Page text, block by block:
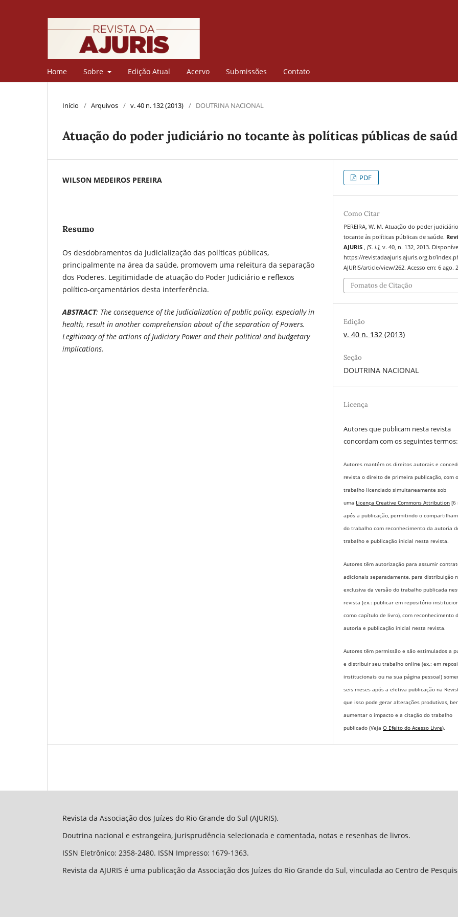
Home Sobre Edição Atual Acervo Submissões Contato
Início / Arquivos / v. 40 n. 132 (2013) / DOUTRINA NACIONAL
Atuação do poder judiciário no tocante às políticas públicas de
WILSON MEDEIROS PEREIRA
Resumo
Os desdobramentos da judicialização das políticas públicas,
principalmente na área da saúde, promovem uma releitura da separação
dos Poderes. Legitimidade de atuação do Poder Judiciário e reflexos
político-orçamentários desta interferência.
ABSTRACT: The consequence of the judicialization of public policy, especially in
health, result in another comprehension about of the separation of Powers.
Legitimacy of the actions of Judiciary Power and their political and budgetary
implications.
PDF
Como Citar
PEREIRA, W. M. Atuação do poder
tocante às políticas públicas de saúde.
AJURIS,[S. l.], v. 40, n. 132, 2013.
https://revistadaajuris.ajuris.org.br/
AJURIS/article/view/262. Acesso em: 6 ago.
Fomatos de Citação
Edição
v. 40 n. 132 (2013)
Seção
DOUTRINA NACIONAL
Licença
Autores que publicam nesta revista
concordam com os seguintes termos:
Autores mantém os direitos autorais e
revista o direito de primeira publicação, com o
trabalho licenciado simultaneamente sob
uma Licença Creative Commons Attribution [6
após a publicação, permitindo o
do trabalho com reconhecimento da autoria
trabalho e publicação inicial nesta revista.
Autores têm autorização para assumir
adicionais separadamente, para distribuição
exclusiva da versão do trabalho publicada
revista (ex.: publicar em repositório
como capítulo de livro), com reconhecimento
autoria e publicação inicial nesta revista.
Autores têm permissão e são estimulados a
e distribuir seu trabalho online (ex.: em
institucionais ou na sua página pessoal)
seis meses após a efetiva publicação na
que isso pode gerar alterações produtivas,
aumentar o impacto e a citação do trabalho
publicado (VejaO Efeito do Acesso Livre).
Revista da Associação dos Juízes do Rio Grande do Sul (AJURIS).
Doutrina nacional e estrangeira, jurisprudência selecionada e comentada, notas e resenhas de livros.
ISSN Eletrônico: 2358-2480. ISSN Impresso: 1679-1363.
Revista da AJURIS é uma publicação da Associação dos Juízes do Rio Grande do Sul, vinculada ao Centro de